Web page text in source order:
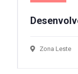
Zona Leste